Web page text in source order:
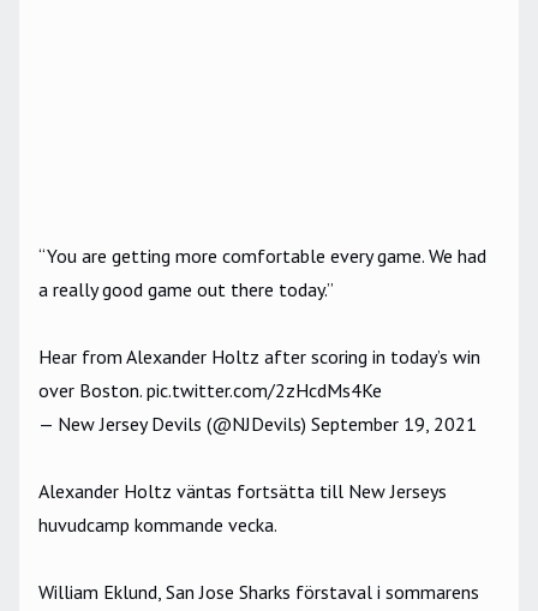
“You are getting more comfortable every game. We had
a really good game out there today.”
Hear from Alexander Holtz after scoring in today’s win
over Boston. pic.twitter.com/2zHcdMs4Ke
— New Jersey Devils (@NJDevils) September 19, 2021
Alexander Holtz väntas fortsätta till New Jerseys
huvudcamp kommande vecka.
William Eklund, San Jose Sharks förstaval i sommarens